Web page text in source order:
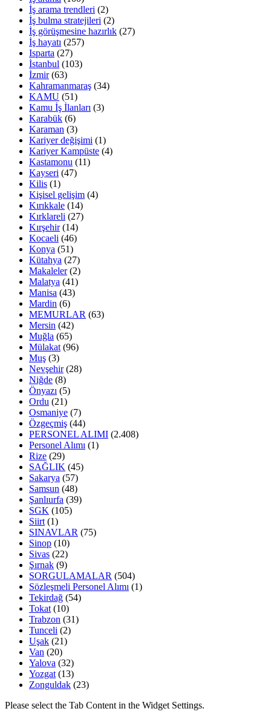
İş arama trendleri (2)
İş bulma stratejileri (2)
İş görüşmesine hazırlık (27)
İş hayatı (257)
Isparta (27)
İstanbul (103)
İzmir(63)
Kahramanmaraş (34)
KAMU (51)
Kamu İş İlanları (3)
Karabük (6)
Karaman (3)
Kariyer değişimi (1)
Kariyer Kampüste (4)
Kastamonu (11)
Kayseri (47)
Kilis (1)
Kişisel gelişim (4)
Kırıkkale (14)
Kırklareli (27)
Kırşehir(14)
Kocaeli (46)
Konya (51)
Kütahya (27)
Makaleler(2)
Malatya (41)
Manisa (43)
Mardin (6)
MEMURLAR (63)
Mersin (42)
Muğla (65)
Mülakat (96)
Muş (3)
Nevşehir(28)
Niğde (8)
Önyazı (5)
Ordu (21)
Osmaniye (7)
Özgeçmiş (44)
PERSONEL ALIMI (2.408)
Personel Alımı (1)
Rize (29)
SAĞLIK (45)
Sakarya (57)
Samsun (48)
Şanlıurfa (39)
SGK (105)
Siirt (1)
SINAVLAR (75)
Sinop (10)
Sivas (22)
Şırnak (9)
SORGULAMALAR (504)
Sözleşmeli Personel Alımı (1)
Tekirdağ (54)
Tokat (10)
Trabzon (31)
Tunceli (2)
Uşak (21)
Van (20)
Yalova (32)
Yozgat (13)
Zonguldak (23)
Please select the Tab Content in the Widget Settings.